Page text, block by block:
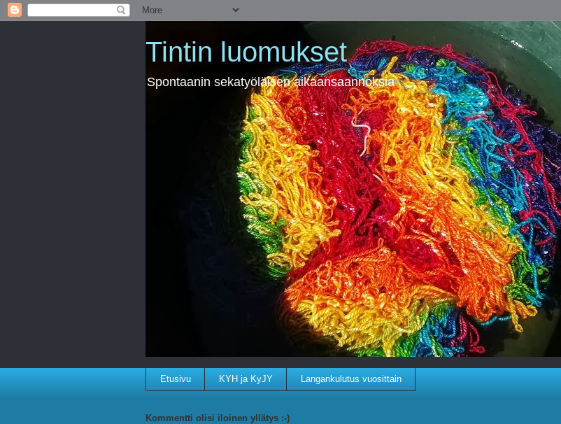
Tintin luomukset
Spontaanin sekatyöläisen aikaansaannoksia
Etusivu KYH ja KyJY Langankulutus vuosittain
Kommentti olisi iloinen yllätys :-)